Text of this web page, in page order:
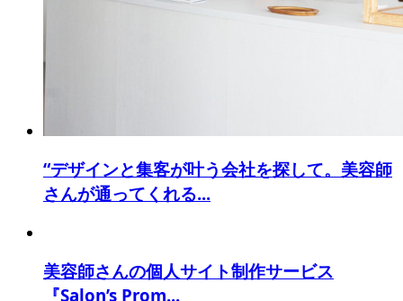
“デザインと集客が叶う会社を探して。美容師
さんが通ってくれる...
美容師さんの個人サイト制作サービス
『Salon’s Prom...